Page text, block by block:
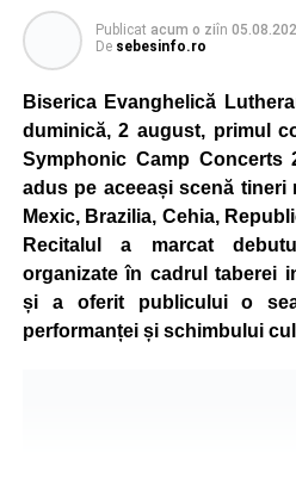
Organizatorii au pregătit trasee
de vârstă, astfel încât
celor aflați la început de drum,
mountain bike. La finalul
concurenți vor fi recompensați
oferite de partenerii
Înaintea zilei de concurs,
vor putea înscrie direct la
Oficial de Înscrieri și
funcționa după următorul
Publicat acum o ziîn
De sebesinfo.ro
Biserica Evanghelică
duminică, 2 august, primul
Symphonic Camp Concerts
adus pe aceeași scenă tineri
Mexic, Brazilia, Cehia,
Recitalul a marcat
organizate în cadrul taberei
și a oferit publicului o
performanței și schimbului